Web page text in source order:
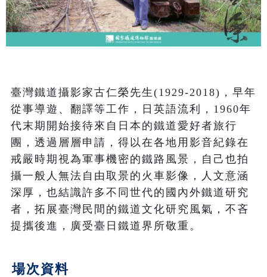
臺灣鐵道攝影家古仁榮先生(1929-2018)，早年
從事導遊、翻譯等工作，日英語流利，1960年
代末期開始接待來自日本的鐵道愛好者旅行
團，透過層層申請，得以在各地用影音紀錄在
戒嚴時期視為軍事機密的鐵路風景，自己也拍
攝一般人無法自由取景的火車影像，人文意涵
深厚，也結識許多不同世代的國內外鐵道研究
者，拓展臺灣民間的鐵道文化研究風氣，不吝
場次資料